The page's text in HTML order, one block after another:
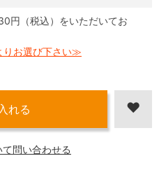
円（税込）をいただいてお
りお選び下さい≫
問い合わせる